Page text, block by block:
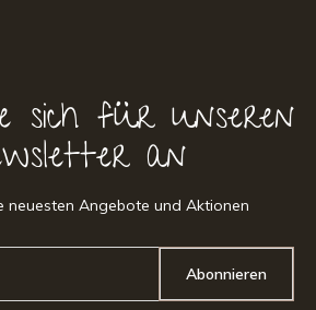
sich für unseren
an
neuesten Angebote und Aktionen
Abonnieren